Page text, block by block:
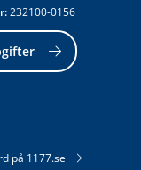
232100-0156
på 1177.se